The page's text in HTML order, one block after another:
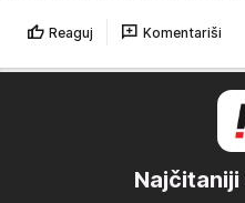
Reaguj Komentariši
Najčitaniji